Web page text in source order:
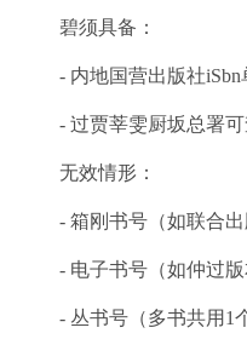
碧须具备：
- 内地国营出版社iSbn
- 过贾莘雯厨坂总署
无效情形：
- 箱刚书号（如联合出
- 电子书号（如仲过
- 丛书号（多书共用1